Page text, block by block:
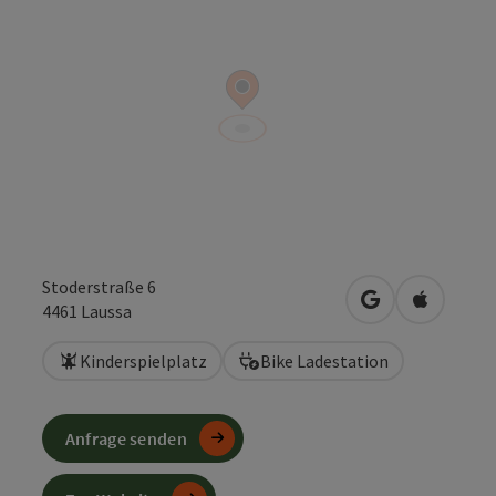
Stoderstraße 6
4461 Laussa in Googlein Apple
Kinderspielplatz Bike Ladestation
Anfrage senden